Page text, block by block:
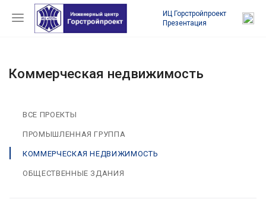
ИЦ Горстройпроект
Презентация
Коммерческая недвижимость
ВСЕ ПРОЕКТЫ
ПРОМЫШЛЕННАЯ ГРУППА
КОММЕРЧЕСКАЯ НЕДВИЖИМОСТЬ
ОБЩЕСТВЕННЫЕ ЗДАНИЯ